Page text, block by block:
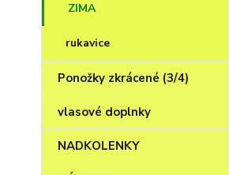
ZIMA
rukavice
Ponožky zkrácené (3/4)
vlasové doplnky
NADKOLENKY